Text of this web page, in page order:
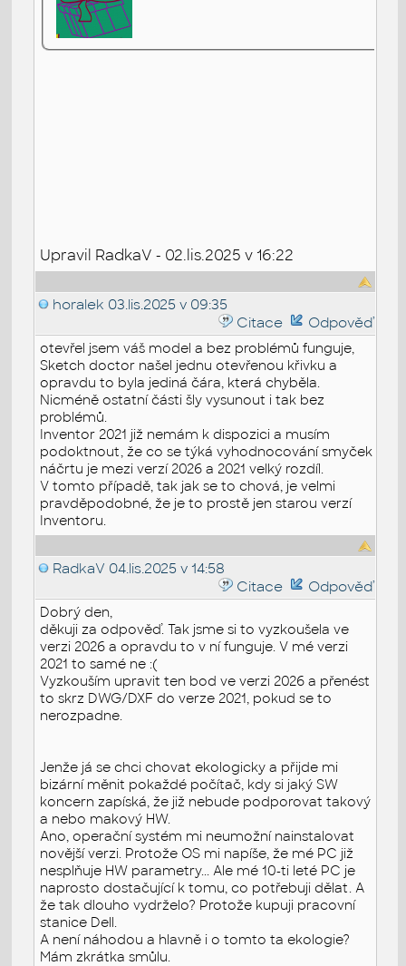
Upravil RadkaV - 02.lis.2025 v 16:22
horalek 03.lis.2025 v 09:35
Citace
Odpověď
otevřel jsem váš model a bez problémů funguje,
Sketch doctor našel jednu otevřenou křivku a
opravdu to byla jediná čára, která chyběla.
Nicméně ostatní části šly vysunout i tak bez
problémů.
Inventor 2021 již nemám k dispozici a musím
podoktnout, že co se týká vyhodnocování smyček
náčrtu je mezi verzí 2026 a 2021 velký rozdíl.
V tomto případě, tak jak se to chová, je velmi
pravděpodobné, že je to prostě jen starou verzí
Inventoru.
RadkaV 04.lis.2025 v 14:58
Citace
Odpověď
Dobrý den,
děkuji za odpověď. Tak jsme si to vyzkoušela ve
verzi 2026 a opravdu to v ní funguje. V mé verzi
2021 to samé ne :(
Vyzkouším upravit ten bod ve verzi 2026 a přenést
to skrz DWG/DXF do verze 2021, pokud se to
nerozpadne.
Jenže já se chci chovat ekologicky a přijde mi
bizární měnit pokaždé počítač, kdy si jaký SW
koncern zapíská, že již nebude podporovat takový
a nebo makový HW.
Ano, operační systém mi neumožní nainstalovat
novější verzi. Protože OS mi napíše, že mé PC již
nesplňuje HW parametry... Ale mé 10-ti leté PC je
naprosto dostačující k tomu, co potřebuji dělat. A
že tak dlouho vydrželo? Protože kupuji pracovní
stanice Dell.
A není náhodou a hlavně i o tomto ta ekologie?
Mám zkrátka smůlu.